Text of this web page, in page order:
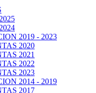
2019 - 2023
2020
2021
2022
2023
2014 - 2019
2017